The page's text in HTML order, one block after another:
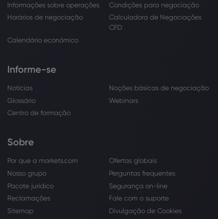
Informações sobre operações
Condições para negociação
Horários de negociação
Calculadora de Negociações
CFD
Calendário económico
Informe-se
Notícias
Noções básicas de negociação
Glossário
Webinars
Centro de formação
Sobre
Por que a markets.com
Ofertas globais
Nosso grupo
Perguntas frequentes
Pacote jurídico
Segurança on-line
Reclamações
Fale com o suporte
Sitemap
Divulgação de Cookies